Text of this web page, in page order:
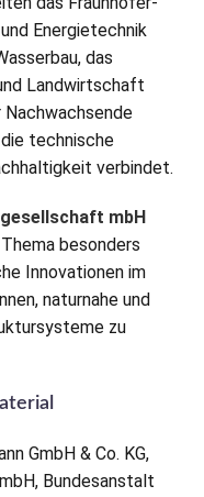
Energietechnik
das
Landwirtschaft
technische
verbindet.
mbH
besonders
Innovationen im
naturnahe und
zu
GmbH & Co. KG,
Bundesanstalt